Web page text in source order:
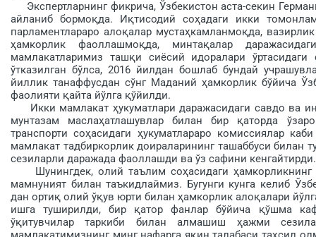
Экспертларнинг фикрича, Ўзбекистон аста-секин
айланиб бормоқда. Иқтисодий соҳадаги икки
парламентлараро ало­қалар мустаҳкамланмоқда,
ҳамкорлик фаол­лашмоқда, минтақалар
мамлакатларимиз ташқи сиёсий идоралари
ўтказилган бўлса, 2016 йилдан бошлаб бундай
йиллик танаф­фусдан сўнг Маданий ҳамкорлик бў­йича
фаолияти қайта йўлга қўйилди.
Икки мамлакат ҳукуматлари даражасидаги савдо ва
мунтазам маслаҳатлашувлар билан бир қаторда
транспорти соҳасидаги ҳуку­матлараро комиссиялар
мамлакат тадбиркорлик доираларининг ташаббуси билан
сезиларли даражада фаоллашди ва ўз сафини кенгайтирди.
Шунингдек, олий таълим соҳаси­даги ҳамкорликнинг
мамнуният билан таъкидлаймиз. Бугунги кунга келиб
дан ортиқ олий ўқув юрти билан ҳамкорлик алоқалари
ишга туширилди, бир қатор фанлар бўйича қўшма
ўқитувчилар таркиби билан алмашиш ҳажми